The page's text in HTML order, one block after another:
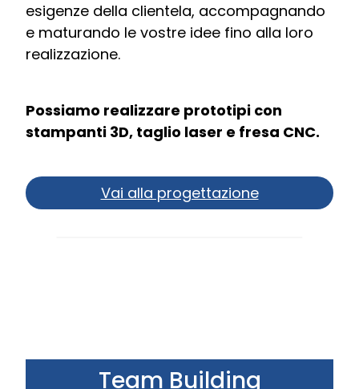
esigenze della clientela, accompagnando
e maturando le vostre idee fino alla loro
realizzazione.
Possiamo realizzare prototipi con
stampanti 3D, taglio laser e fresa CNC.
Vai alla progettazione
Team Building